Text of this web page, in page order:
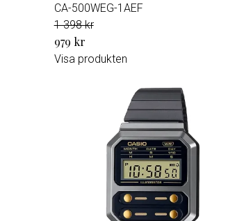
CA-500WEG-1AEF
1 398 kr
979 kr
Visa produkten